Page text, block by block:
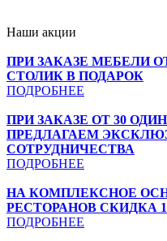
Наши акции
ПРИ ЗАКАЗЕ МЕБЕЛИ
СТОЛИК В ПОДАРОК
ПОДРОБНЕЕ
ПРИ ЗАКАЗЕ ОТ 30
ПРЕДЛАГАЕМ
СОТРУДНИЧЕСТВА
ПОДРОБНЕЕ
НА КОМПЛЕКСНОЕ
РЕСТОРАНОВ СКИДКА
ПОДРОБНЕЕ